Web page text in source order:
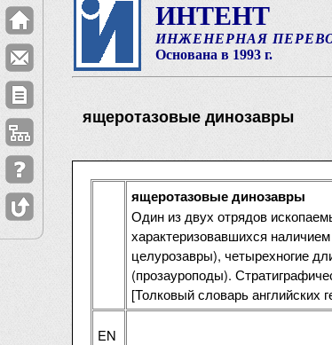
ИНТЕНТ
ИНЖЕНЕРНАЯ
Основана в 1993 г.
ящеротазовые динозавры
ящеротазовые динозавры
Один из двух отрядов
характеризовавшихся
целурозавры), четырехногие
(прозауроподы).
[Толковый словарь английских
EN